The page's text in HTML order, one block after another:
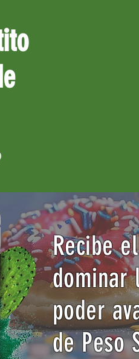
Recibe
dominar
poder
de Peso